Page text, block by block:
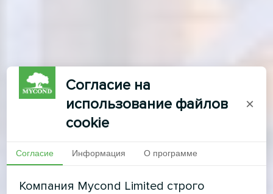
Согласие на
использование файлов
cookie
×
Согласие Информация О программе
Компания Mycond Limited строго